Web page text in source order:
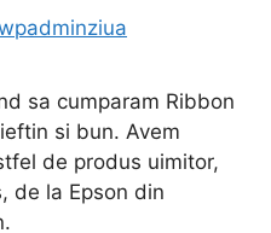
sa cumparam Ribbon
si bun. Avem
de produs uimitor,
de la Epson din